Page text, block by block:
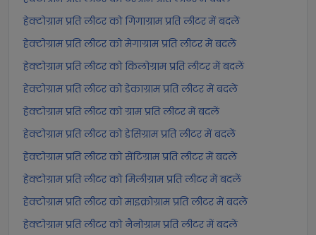
हेक्टोग्राम प्रति लीटर को गिगाग्राम प्रति लीटर में बदलें
हेक्टोग्राम प्रति लीटर को मेगाग्राम प्रति लीटर में बदलें
हेक्टोग्राम प्रति लीटर को किलोग्राम प्रति लीटर में बदलें
हेक्टोग्राम प्रति लीटर को डेकाग्राम प्रति लीटर में बदलें
हेक्टोग्राम प्रति लीटर को ग्राम प्रति लीटर में बदलें
हेक्टोग्राम प्रति लीटर को डेसिग्राम प्रति लीटर में बदलें
हेक्टोग्राम प्रति लीटर को सेंटिग्राम प्रति लीटर में बदलें
हेक्टोग्राम प्रति लीटर को मिलीग्राम प्रति लीटर में बदलें
हेक्टोग्राम प्रति लीटर को माइक्रोग्राम प्रति लीटर में बदलें
हेक्टोग्राम प्रति लीटर को नैनोग्राम प्रति लीटर में बदलें